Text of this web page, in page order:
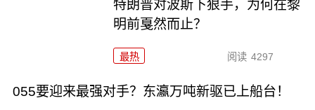
特朗普对波斯下狠手，为何在黎
明前戛然而止？
最热 阅读 4297
055要迎来最强对手？东瀛万吨新驱已上船台！